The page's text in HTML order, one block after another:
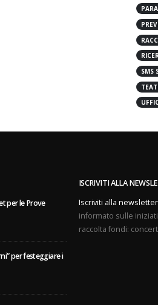
NON
SMS
per le Prove
per festeggiare i
Iscriviti alla
informato sulle